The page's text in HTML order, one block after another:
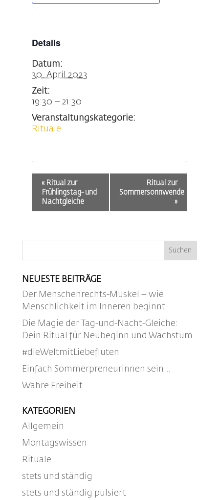
Details
Datum:
30. April 2023
Zeit:
19:30 – 21:30
Veranstaltungskategorie:
Rituale
Veranstaltung-
Navigation
«Ritual zur
Frühlingstag- und
Nachtgleiche
Ritual zur
Sommersonnwende
»
NEUESTE BEITRÄGE
Der Menschenrechts-Muskel – wie
Menschlichkeit im Inneren beginnt
Die Magie der Tag-und-Nacht-Gleiche:
Dein Ritual für Neubeginn und Wachstum
#dieWeltmitLiebefluten
Einfach Sommerpreneurinnen sein…
Wahre Freiheit
KATEGORIEN
Allgemein
Montagswissen
Rituale
stets und ständig
stets und ständig pulsiert